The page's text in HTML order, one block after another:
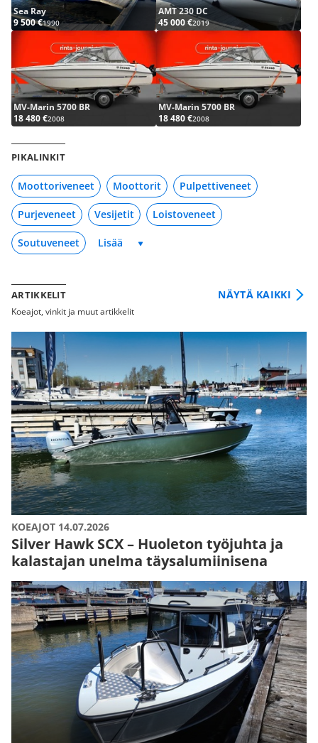
Sea Ray
9 500 €1990
AMT 230 DC
45 000 €2019
MV-Marin 5700 BR
18 480 €2008
MV-Marin 5700 BR
18 480 €2008
PIKALINKIT
Moottoriveneet Moottorit Pulpettiveneet
Purjeveneet Vesijetit Loistoveneet
Soutuveneet
ARTIKKELIT NÄYTÄ KAIKKI
Koeajot, vinkit ja muut artikkelit
KOEAJOT 14.07.2026
Silver Hawk SCX – Huoleton työjuhta ja
kalastajan unelma täysalumiinisena